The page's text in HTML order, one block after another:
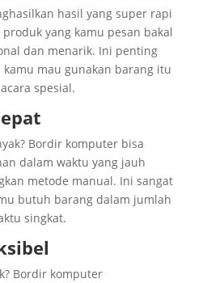
hasil yang super rapi
yang kamu pesan bakal
dan menarik. Ini penting
kamu mau gunakan barang itu
spesial.
Bordir komputer bisa
dalam waktu yang jauh
metode manual. Ini sangat
butuh barang dalam jumlah
singkat.
Bordir komputer